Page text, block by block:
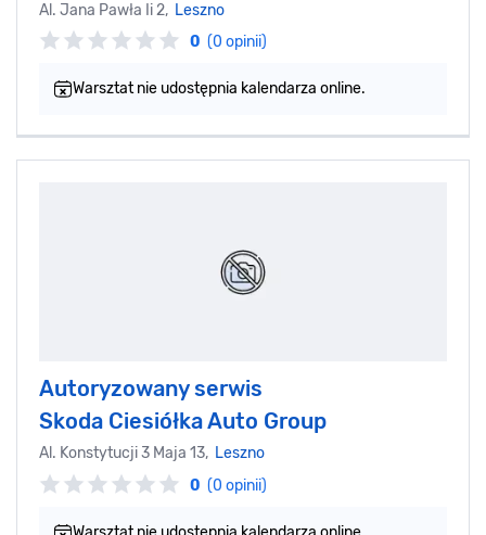
Al. Jana Pawła Ii 2, Leszno
0 (0 opinii)
Warsztat nie udostępnia kalendarza online.
Autoryzowany serwis
Skoda Ciesiółka Auto Group
Al. Konstytucji 3 Maja 13, Leszno
0 (0 opinii)